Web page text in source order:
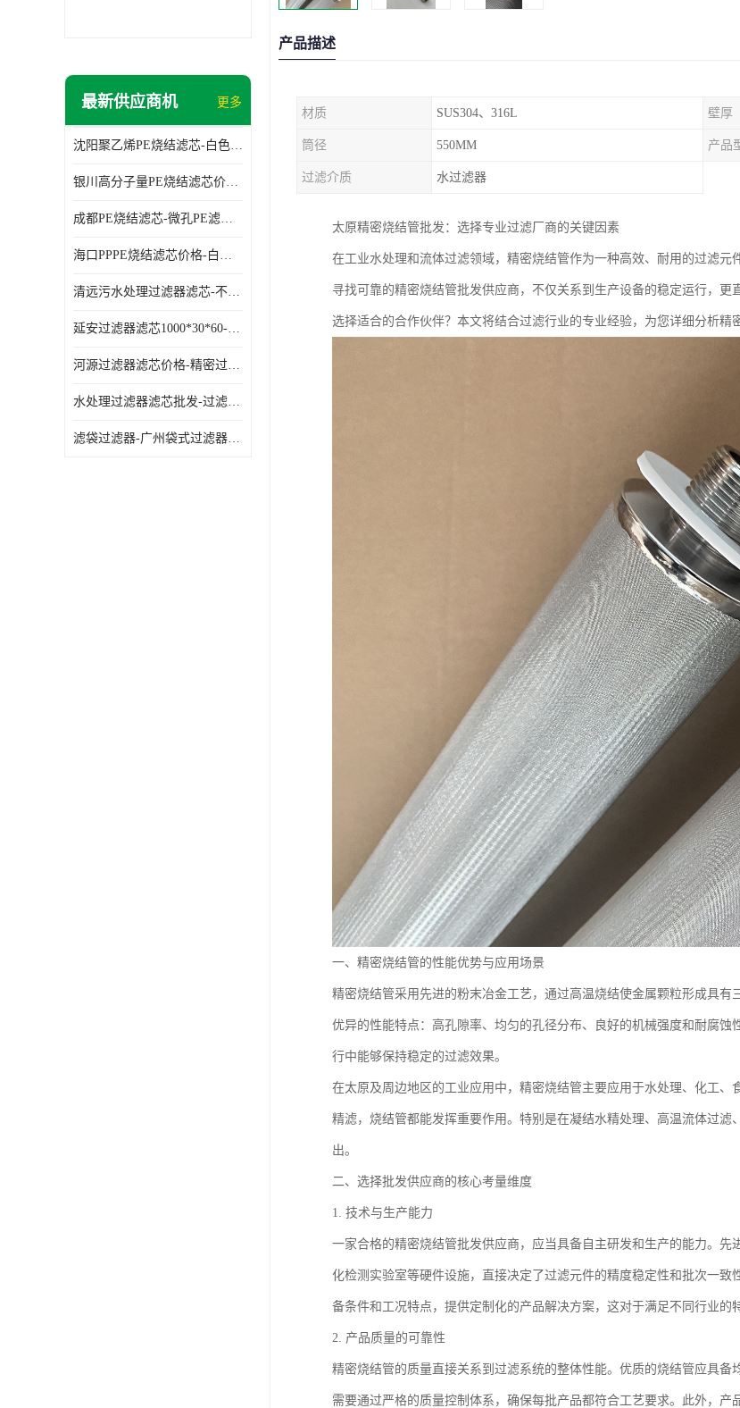
最新供应商机 更多
沈阳聚乙烯PE烧结滤芯-白色PE滤芯-使用寿命长
银川高分子量PE烧结滤芯价格-过滤器PE滤芯-高流通能力
成都PE烧结滤芯-微孔PE滤芯-拆洗方便
海口PPPE烧结滤芯价格-白色PE滤芯-各种规格定制
清远污水处理过滤器滤芯-不锈钢过滤器-欢迎来电咨询
延安过滤器滤芯1000*30*60-水过滤筒-型号齐全
河源过滤器滤芯价格-精密过滤器-大流量滤芯
水处理过滤器滤芯批发-过滤器水过滤-节能环保
滤袋过滤器-广州袋式过滤器厂家-经久耐用
产品描述
材质 SUS304、316L 壁厚
筒径 550MM 产品
过滤介质 水过滤器
太原精密烧结管批发：选择专业过滤厂商的关键因素
在工业水处理和流体过滤领域，精密烧结管作为一种高效、耐用的过滤元
寻找可靠的精密烧结管批发供应商，不仅关系到生产设备的稳定运行，
选择适合的合作伙伴？本文将结合过滤行业的专业经验，为您详细分析精
一、精密烧结管的性能优势与应用场景
精密烧结管采用先进的粉末冶金工艺，通过高温烧结使金属颗粒形成具
优异的性能特点：高孔隙率、均匀的孔径分布、良好的机械强度和耐腐
行中能够保持稳定的过滤效果。
在太原及周边地区的工业应用中，精密烧结管主要应用于水处理、化工
精滤，烧结管都能发挥重要作用。特别是在凝结水精处理、高温流体过
出。
二、选择批发供应商的核心考量维度
1. 技术与生产能力
一家合格的精密烧结管批发供应商，应当具备自主研发和生产的能力。
化检测实验室等硬件设施，直接决定了过滤元件的精度稳定性和批次一
备条件和工况特点，提供定制化的产品解决方案，这对于满足不同行业的
2. 产品质量的可靠性
精密烧结管的质量直接关系到过滤系统的整体性能。优质的烧结管应具
需要通过严格的质量控制体系，确保每批产品都符合工艺要求。此外，